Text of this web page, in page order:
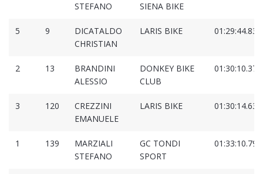
STEFANO
SIENA BIKE
5 9
DICATALDO
CHRISTIAN
LARIS BIKE 01:29:44.838
2 13
BRANDINI
ALESSIO
DONKEY BIKE
CLUB
01:30:10.376
3 120
CREZZINI
EMANUELE
LARIS BIKE 01:30:14.634
1 139
MARZIALI
STEFANO
GC TONDI
SPORT
01:33:10.790